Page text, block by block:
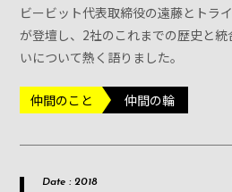
ビービット代表取締役の遠藤とトラ
が登壇し、2社のこれまでの歴史と
いについて熱く語りました。
仲間のこと 仲間の輪
Date : 2018